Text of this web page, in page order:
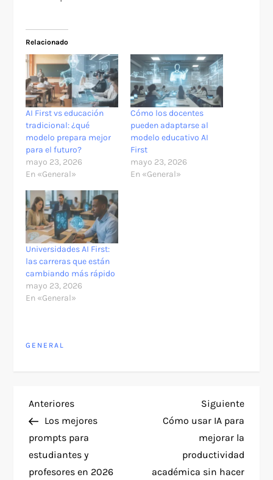
Relacionado
AI First vs educación
tradicional: ¿qué
modelo prepara mejor
para el futuro?
mayo 23, 2026
En «General»
Cómo los docentes
pueden adaptarse al
modelo educativo AI
First
mayo 23, 2026
En «General»
Universidades AI First:
las carreras que están
cambiando más rápido
mayo 23, 2026
En «General»
GENERAL
N
a
v
Entrada
anterior
Anteriores
Los mejores
prompts para
estudiantes y
profesores en 2026
Siguiente
Cómo usar IA para
mejorar la
productividad
académica sin hacer